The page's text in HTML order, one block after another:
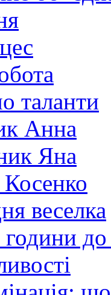
таланти
Анна
Яна
веселка
до